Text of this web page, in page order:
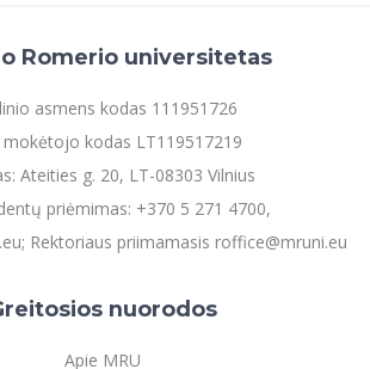
Azijos centras
Frankofoniškų šalių studijų centras
Karaliaus Sedžiongo institutas
šalių studijų centras
Ukrainai
sauga
prevencija
elektroninis paštas
autentifikacija universiteto
(MFA)
profiliai "CRIS"
gerovė
kvalifikacijos kėlimas
norminių teisės aktų duomenų bazė
Office 365
Romerio universitetas
asmens kodas 111951726
mokėtojo kodas LT119517219
Ateities g. 20, LT-08303 Vilnius
priėmimas: +370 5 271 4700,
Rektoriaus priimamasis roffice@mruni.eu
nuorodos
Apie MRU